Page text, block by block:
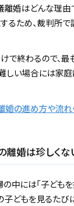
離婚はどんな理
るため、裁判所
で終わるので、
難しい場合には家
の進め方や流れ
離婚は珍しくな
中には「子ども
どもを見るたび